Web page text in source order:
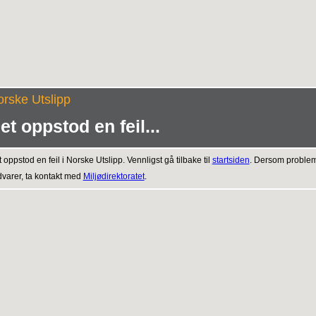
Utslipp
oppstod en feil...
oppstod en feil i Norske Utslipp. Vennligst gå tilbake til startsiden. Dersom
ta kontakt med Miljødirektoratet.